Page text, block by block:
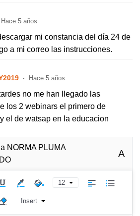
Hace 5 años
mi constancia del día 24 de
a mi correo las instrucciones.
Hace 5 años
no me han llegado las
los 2 webinars el primero de
el de watsap en la educacion
NORMA PLUMA
A
12
Insert